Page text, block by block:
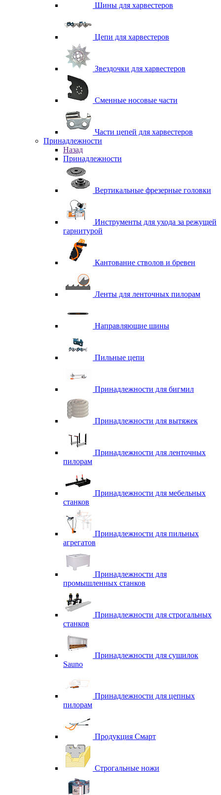
Шины для харвестеров
Цепи для харвестеров
Звездочки для харвестеров
Сменные носовые части
Части цепей для харвестеров
Принадлежности
Назад
Принадлежности
Вертикальные фрезерные головки
Инструменты для ухода за режущей
гарнитурой
Кантование стволов и бревен
Ленты для ленточных пилорам
Направляющие шины
Пильные цепи
Принадлежности для бигмил
Принадлежности для вытяжек
Принадлежности для ленточных
пилорам
Принадлежности для мебельных
станков
Принадлежности для пильных
агрегатов
Принадлежности для
промышленных станков
Принадлежности для строгальных
станков
Принадлежности для сушилок
Sauno
Принадлежности для цепных
пилорам
Продукция Смарт
Строгальные ножи